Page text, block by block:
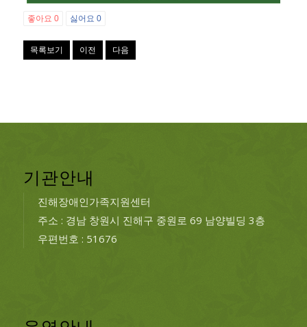
좋아요 0 싫어요 0
목록보기 이전 다음
기관안내
진해장애인가족지원센터
주소 : 경남 창원시 진해구 중원로 69 남양빌딩 3층
우편번호 : 51676